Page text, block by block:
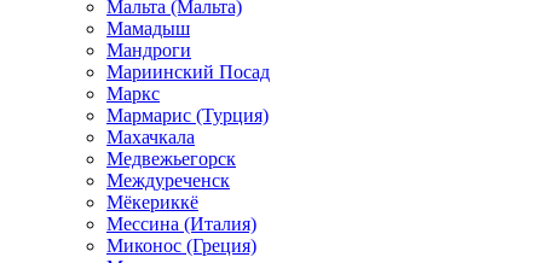
Мальта (Мальта)
Мамадыш
Мандроги
Мариинский Посад
Маркс
Мармарис (Турция)
Махачкала
Медвежьегорск
Междуреченск
Мёкериккё
Мессина (Италия)
Миконос (Греция)